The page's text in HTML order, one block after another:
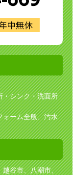
・シンク・洗面所
ォーム全般、汚水
越谷市、八潮市、